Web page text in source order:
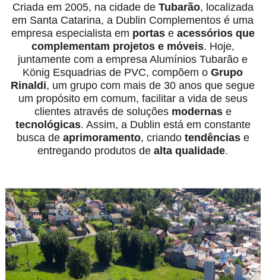
Criada em 2005, na cidade de Tubarão, localizada
em Santa Catarina, a Dublin Complementos é uma
empresa especialista em portase acessórios que
complementam projetos e móveis. Hoje,
juntamente com a empresa Alumínios Tubarão e
König Esquadrias de PVC, compõem oGrupo
Rinaldi, um grupo com mais de 30 anos que segue
um propósito em comum, facilitar a vida de seus
clientes através de soluções modernase
tecnológicas. Assim, a Dublin está em constante
busca de aprimoramento, criando tendênciase
entregando produtos dealta qualidade.